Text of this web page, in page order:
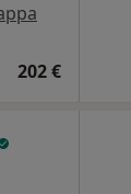
202 €